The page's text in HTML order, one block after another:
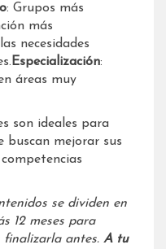
: Grupos más
más
necesidades
Especialización:
áreas muy
son ideales para
buscan mejorar sus
se dividen en
12 meses para
antes. A tu